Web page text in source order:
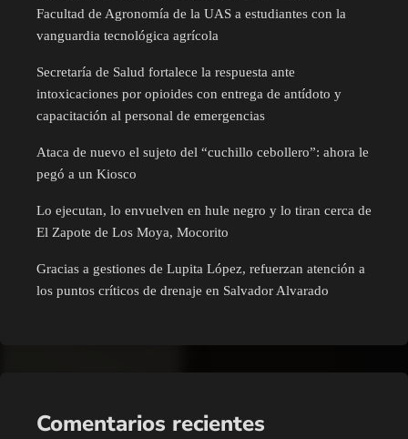
Facultad de Agronomía de la UAS a estudiantes con la
vanguardia tecnológica agrícola
Secretaría de Salud fortalece la respuesta ante
intoxicaciones por opioides con entrega de antídoto y
capacitación al personal de emergencias
Ataca de nuevo el sujeto del “cuchillo cebollero”: ahora le
pegó a un Kiosco
Lo ejecutan, lo envuelven en hule negro y lo tiran cerca de
El Zapote de Los Moya, Mocorito
Gracias a gestiones de Lupita López, refuerzan atención a
los puntos críticos de drenaje en Salvador Alvarado
Comentarios recientes